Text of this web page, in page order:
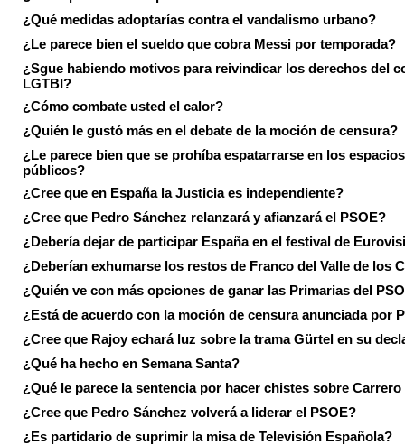
¿Qué medidas adoptarías contra el vandalismo urbano?
¿Le parece bien el sueldo que cobra Messi por temporada?
¿Sgue habiendo motivos para reivindicar los derechos del
LGTBI?
¿Cómo combate usted el calor?
¿Quién le gustó más en el debate de la moción de censura?
¿Le parece bien que se prohíba espatarrarse en los espacios
públicos?
¿Cree que en España la Justicia es independiente?
¿Cree que Pedro Sánchez relanzará y afianzará el PSOE?
¿Debería dejar de participar España en el festival de
¿Deberían exhumarse los restos de Franco del Valle de los
¿Quién ve con más opciones de ganar las Primarias del
¿Está de acuerdo con la moción de censura anunciada por
¿Cree que Rajoy echará luz sobre la trama Gürtel en su
¿Qué ha hecho en Semana Santa?
¿Qué le parece la sentencia por hacer chistes sobre
¿Cree que Pedro Sánchez volverá a liderar el PSOE?
¿Es partidario de suprimir la misa de Televisión Española?